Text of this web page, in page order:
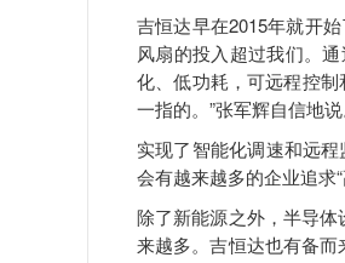
吉恒达早在2015年就开
风扇的投入超过我们。
化、低功耗，可远程控
一指的。”张军辉自信地说
实现了智能化调速和远
会有越来越多的企业追求
除了新能源之外，半导
来越多。吉恒达也有备